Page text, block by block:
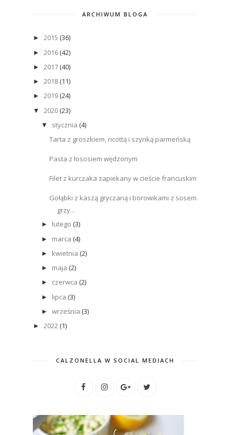
ARCHIWUM BLOGA
► 2015 (36)
► 2016 (42)
► 2017 (40)
► 2018 (11)
► 2019 (24)
▼ 2020 (23)
▼ stycznia (4)
Tarta z groszkiem, ricottą i szynką parmeńską
Pasta z łososiem wędzonym
Filet z kurczaka zapiekany w cieście francuskim
Gołąbki z kaszą gryczaną i borowikami z sosem
grzy...
► lutego (3)
► marca (4)
► kwietnia (2)
► maja (2)
► czerwca (2)
► lipca (3)
► września (3)
► 2022 (1)
CALZONELLA W SOCIAL MEDIACH